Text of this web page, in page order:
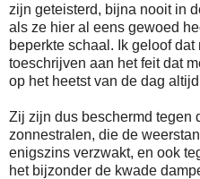
zijn geteisterd, bijna nooit in
als ze hier al eens gewoed
beperkte schaal. Ik geloof
toeschrijven aan het feit dat
op het heetst van de dag
Zij zijn dus beschermd tegen
zonnestralen, die de
enigszins verzwakt, en ook
het bijzonder de kwade